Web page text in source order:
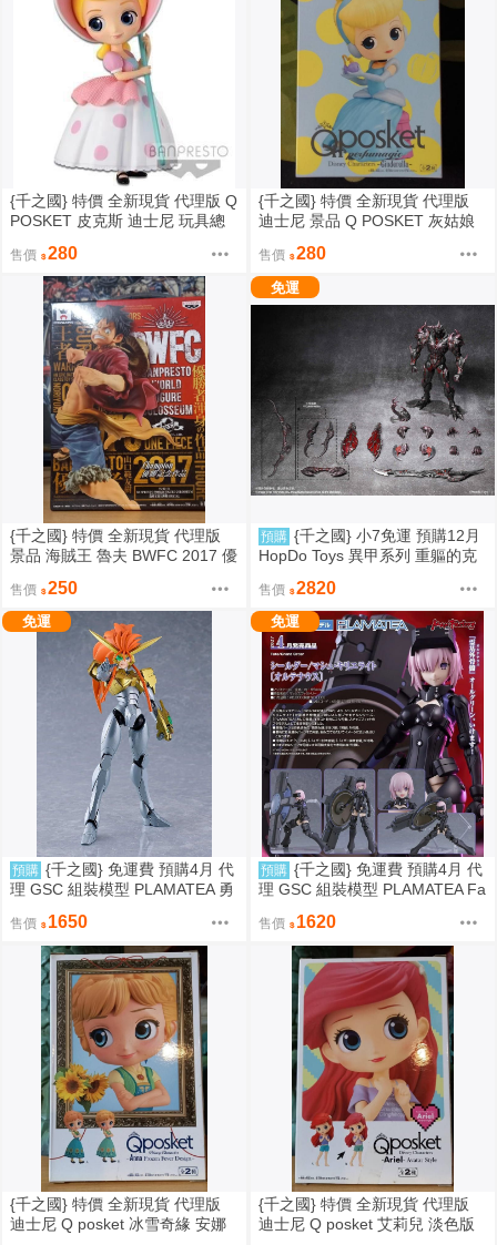
{千之國} 特價 全新現貨 代理版 Q
POSKET 皮克斯 迪士尼 玩具總
售價 280
{千之國} 特價 全新現貨 代理版
迪士尼 景品 Q POSKET 灰姑娘
售價 280
{千之國} 特價 全新現貨 代理版
景品 海賊王 魯夫 BWFC 2017 優
售價 250
免運
預購 {千之國} 小7免運 預購12月
HopDo Toys 異甲系列 重軀的克
售價 2820
免運
預購 {千之國} 免運費 預購4月 代
理 GSC 組裝模型 PLAMATEA 勇
截止
售價 1650
免運
預購 {千之國} 免運費 預購4月 代
理 GSC 組裝模型 PLAMATEA Fa
售價 1620
{千之國} 特價 全新現貨 代理版
迪士尼 Q posket 冰雪奇緣 安娜
{千之國} 特價 全新現貨 代理版
迪士尼 Q posket 艾莉兒 淡色版